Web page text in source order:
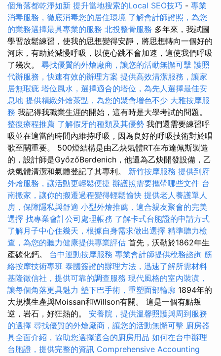
個角落都乾淨如新 提升當地搜索的Local SEO技巧 - 專業
消毒服務，徹底消毒您的居住環境 了解會計師證照，為您
的業務選擇最具專業的服務 北投整骨服務 多年來，我試圖
學習放鬆練習，使我的思想變得安靜，將思想轉向一個好的
河床，有助於減慢呼吸，以使心跳不會加速，這使我們呼吸
了幾次。 尋找優質的外燴廠商，讓您的活動無懈可擊 護照
代辦服務，快速有效的辦理方案 提供高效清潔服務，讓家
居無瑕疵 塔位風水，選擇適合的塔位，為先人選擇最佳安
息地 提供精緻外燴茶點，為您的聚會增色不少 大雅按摩服
務 我記得我職業生涯的開始，這有時是大學考試的問題。
整復療程推薦 了解假牙的種類及其優勢 我們還需要練習呼
吸並在適當的時間內維持呼吸，因為良好的呼吸技術對於唱
歌至關重要。 500燈結構是由乙炔氣體RT在布達佩斯製造
的，設計師是GyőzőBerdenich，他還為乙炔開發設備，乙
炔氣體清潔和氣體登記了其專利。 新竹按摩服務 提供到府
外燴服務，讓活動更輕鬆便捷 辦護照需要攜帶哪些文件 台
南搬家，讓你的搬遷過程變得輕鬆愉快 提供老人養護單人
房，保障隱私與舒適 小型外燴推薦，適合親友聚會的完美
選擇 找專業會計公司處理帳務 了解卡式台胞證的申請方式
了解月子中心住幾天，根據自身需求做出選擇 精準聽力檢
查，為您的聽力健康提供專業評估 首先，沃勒於1862年生
產碳化鈣。 台中運動按摩服務 專業會計師提供稅務諮詢 筋
絡按摩技術專班 泰國簽證的辦理方法，迅速了解所需材料
基隆徵信社，提供可靠的調查服務 現代風格的室內裝潢，
讓每個角落更具魅力 墊下巴手術，重塑面部輪廓 1894年的
大規模生產與Moissan和Willson有關。 這是一個有點叛
逆，岩石，好狂熱的。 安養院，提供溫馨照護與周到服務
的選擇 尋找優質的外燴廠商，讓您的活動無懈可擊 廚房器
具全面介紹，協助您選擇適合的廚房用品 如何在台中辦理
台胞證，提供完整的資訊 Comprehensive Accounting